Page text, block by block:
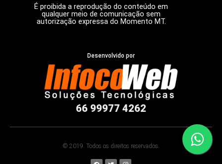
É proibida a reprodução do conteúdo em
qualquer meio de comunicação sem
autorização expressa do Momento MT.
Desenvolvido por
66 99977 4262
© 2019. Todos os direitos reservados.